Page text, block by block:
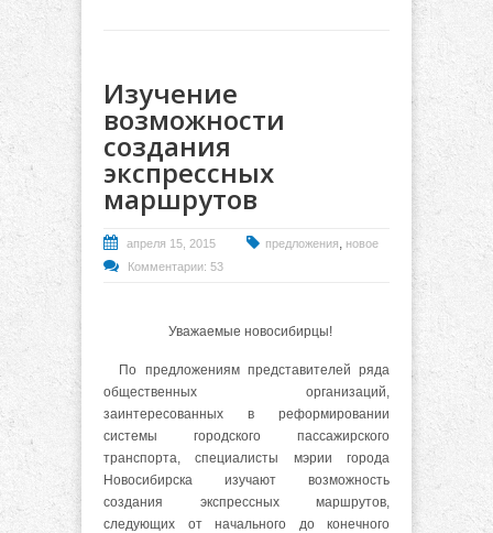
Изучение
возможности
создания
экспрессных
маршрутов
апреля 15, 2015 предложения, новое
Комментарии: 53
Уважаемые новосибирцы!
По предложениям представителей ряда
общественных организаций,
заинтересованных в реформировании
системы городского пассажирского
транспорта, специалисты мэрии города
Новосибирска изучают возможность
создания экспрессных маршрутов,
следующих от начального до конечного